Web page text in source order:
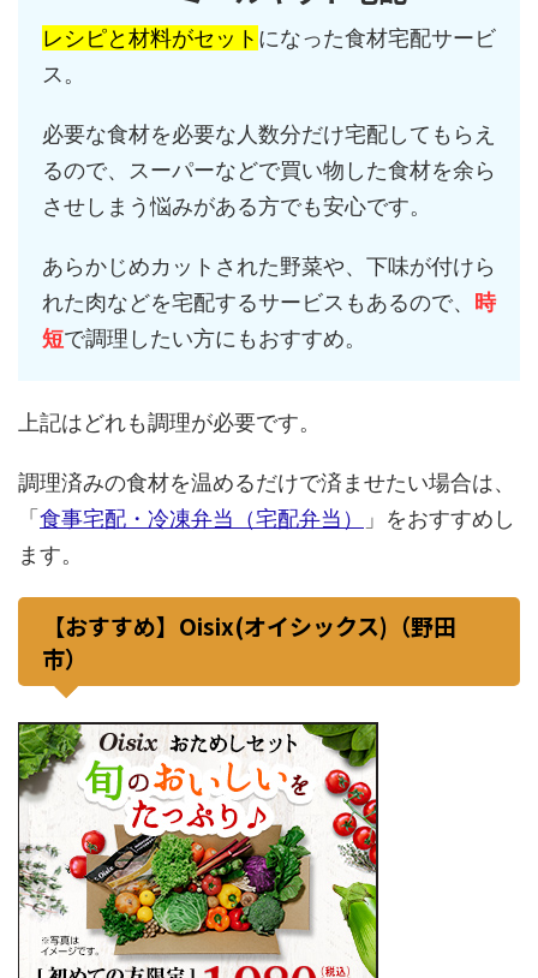
レシピと材料がセット になった食材宅配サービ
ス。
必要な食材を必要な人数分だけ宅配してもらえ
るので、スーパーなどで買い物した食材を余ら
させしまう悩みがある方でも安心です。
あらかじめカットされた野菜や、下味が付けら
れた肉などを宅配するサービスもあるので、
時
短で調理したい方にもおすすめ。
上記はどれも調理が必要です。
調理済みの食材を温めるだけで済ませたい場合は、
「 食事宅配・冷凍弁当（宅配弁当）
」をおすすめし
ます。
【おすすめ】Oisix(オイシックス)（野田
市）